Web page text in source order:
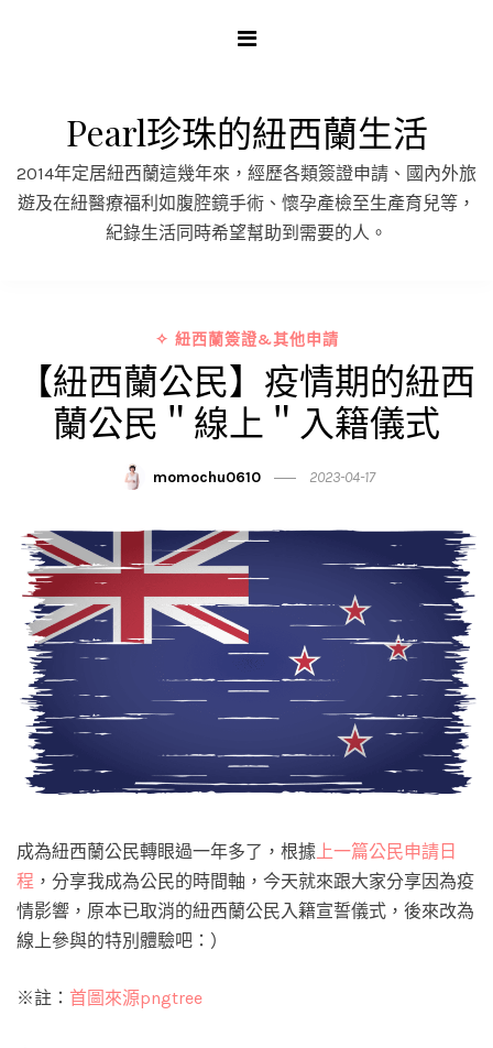
Pearl珍珠的紐西蘭生活
2014年定居紐西蘭這幾年來，經歷各類簽證申請、國內外旅
遊及在紐醫療福利如腹腔鏡手術、懷孕產檢至生產育兒等，
紀錄生活同時希望幫助到需要的人。
✧ 紐西蘭簽證&其他申請
【紐西蘭公民】疫情期的紐西
蘭公民＂線上＂入籍儀式
momochu0610 2023-04-17
成為紐西蘭公民轉眼過一年多了，根據上一篇公民申請日
程 ，分享我成為公民的時間軸，今天就來跟大家分享因為疫
情影響，原本已取消的紐西蘭公民入籍宣誓儀式，後來改為
線上參與的特別體驗吧：）
※註： 首圖來源pngtree